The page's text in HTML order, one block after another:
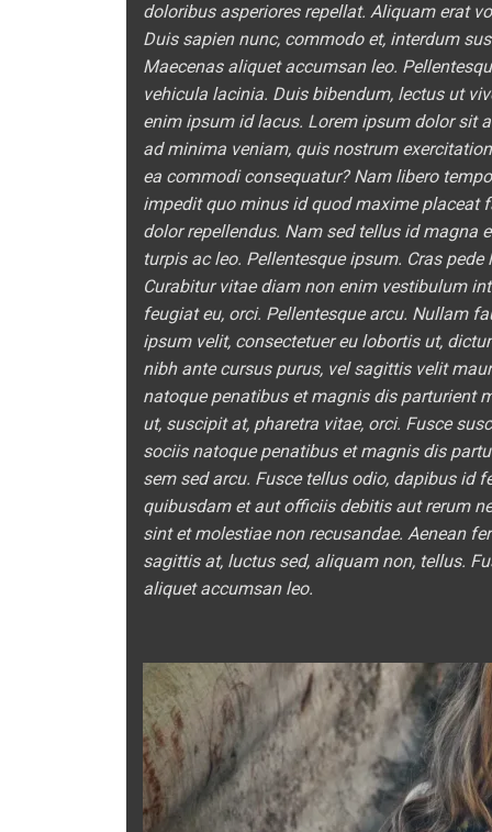
doloribus asperiores repellat. Aliquam erat
Duis sapien nunc, commodo et, interdum
Maecenas aliquet accumsan leo.
vehicula lacinia. Duis bibendum, lectus ut
enim ipsum id lacus. Lorem ipsum dolor sit
ad minima veniam, quis nostrum
ea commodi consequatur? Nam libero
impedit quo minus id quod maxime placeat
dolor repellendus. Nam sed tellus id magna
turpis ac leo. Pellentesque ipsum. Cras
Curabitur vitae diam non enim vestibulum
feugiat eu, orci. Pellentesque arcu. Nullam
ipsum velit, consectetuer eu lobortis ut,
nibh ante cursus purus, vel sagittis velit
natoque penatibus et magnis dis parturient
ut, suscipit at, pharetra vitae, orci. Fusce
sociis natoque penatibus et magnis dis
sem sed arcu. Fusce tellus odio, dapibus id
quibusdam et aut officiis debitis aut rerum
sint et molestiae non recusandae. Aenean
sagittis at, luctus sed, aliquam non, tellus.
aliquet accumsan leo.